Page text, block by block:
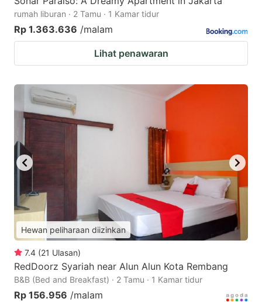
rumah liburan · 2 Tamu · 1 Kamar tidur
Rp 1.363.636 /malam
Lihat penawaran
Hewan peliharaan diizinkan
7.4 (21 Ulasan)
RedDoorz Syariah near Alun Alun Kota Rembang
B&B (Bed and Breakfast) · 2 Tamu · 1 Kamar tidur
Rp 156.956 /malam